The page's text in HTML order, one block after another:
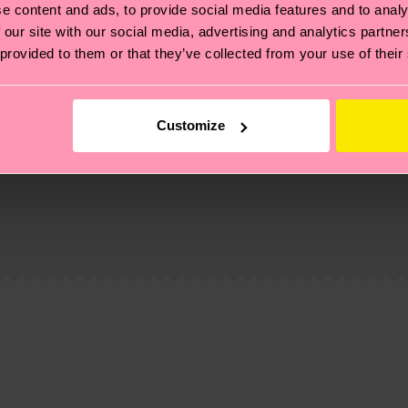
content and ads, to provide social media features and to
site with our social media, advertising and analytics
to them or that they’ve collected from your use of
Customize
– es geht auch um eine ethische Lieferkette,